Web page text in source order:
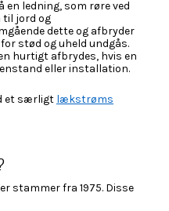
en ledning, som røre ved
til jord og
dette og afbryder
stød og uheld undgås.
hurtigt afbrydes, hvis en
eller installation.
et særligt lækstrøms
stammer fra 1975. Disse